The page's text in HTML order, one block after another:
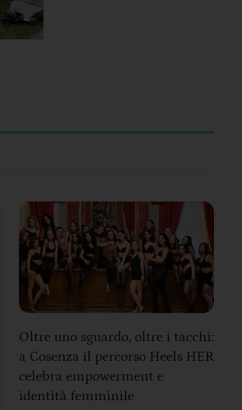
Oltre uno sguardo, oltre i tacchi:
a Cosenza il percorso Heels HER
celebra empowerment e
identità femminile